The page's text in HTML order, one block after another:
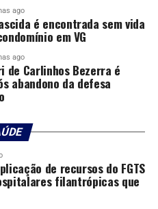
metade da população adulta
6 mil
ago
é encontrada sem vida
em VG
ago
de Carlinhos Bezerra é
abandono da defesa
de recursos do FGTS
filantrópicas que